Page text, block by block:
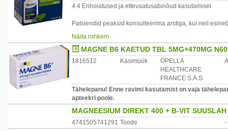
galaktoosi malabsorptsioon või sukraas-
Sorbitooli sisalduse tõttu ei tohi suukaudset
fruktoositalumatus.
Sorbitooli ja maltitooli sisalduse tõttu ei tohi
kellel on fruktoositalumatus.
Maalox suukaudne suspensioon sisaldab abiainetena
propüülparahüdroksübensoaati, mis võivad tekitada
4.4 Erihoiatused ja ettevaatusabinõud kasutamisel
Patsiendid peaksid konsulteerima arstiga, kui neil
- kehakaalu langus,
- neelamistakistus või püsiv kõhuvalu,
- seedetrakti haigus esmakordselt või on selle iseloom
- neerupuudulikkus.
Alumiiniumhüdroksiid võib põhjustada kõhukinnisust ja
põhjustada sooleperistaltika aeglustumist. Selle ravimi
imiteerida sooleobstruktsiooni ja iileust kõrgendatud
alla 2 aastastel lastel või eakatel.
Näita rohkem
MAGNE B6 KAETUD TBL 5MG+470MG N60
1816512 Käsimüük
OPELLA
HEALTHCARE
FRANCE S.A.S.
Tähelepanu! Enne ravimi kasutamist on vaja
apteekri poole.
MAGNEESIUM DIREKT 400 + B-VIT
4741505741291 Toode -